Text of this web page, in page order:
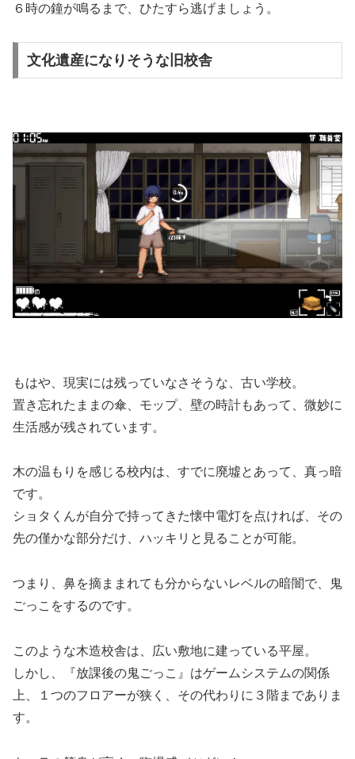
６時の鐘が鳴るまで、ひたすら逃げましょう。
文化遺産になりそうな旧校舎
もはや、現実には残っていなさそうな、古い学校。
置き忘れたままの傘、モップ、壁の時計もあって、微妙に
生活感が残されています。
木の温もりを感じる校内は、すでに廃墟とあって、真っ暗
です。
ショタくんが自分で持ってきた懐中電灯を点ければ、その
先の僅かな部分だけ、ハッキリと見ることが可能。
つまり、鼻を摘ままれても分からないレベルの暗闇で、鬼
ごっこをするのです。
このような木造校舎は、広い敷地に建っている平屋。
しかし、『放課後の鬼ごっこ』はゲームシステムの関係
上、１つのフロアーが狭く、その代わりに３階までありま
す。